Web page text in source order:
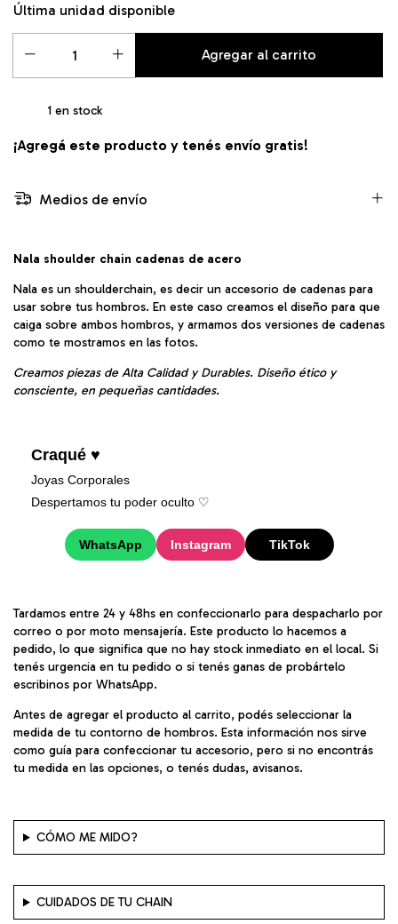
Última unidad disponible
1en stock
¡Agregá este producto y tenés envío gratis!
Medios de envío
Nala shoulder chain cadenas de acero
Nala es un shoulderchain, es decir un accesorio de cadenas para
usar sobre tus hombros. En este caso creamos el diseño para que
caiga sobre ambos hombros, y armamos dos versiones de cadenas
como te mostramos en las fotos.
Creamos piezas de Alta Calidad y Durables. Diseño ético y
consciente, en pequeñas cantidades.
Craqué ♥
Joyas Corporales
Despertamos tu poder oculto ♡︎
WhatsApp Instagram TikTok
Tardamos entre 24 y 48hs en confeccionarlo para despacharlo por
correo o por moto mensajería. Este producto lo hacemos a
pedido, lo que significa que no hay stock inmediato en el local. Si
tenés urgencia en tu pedido o si tenés ganas de probártelo
escribinos por WhatsApp.
Antes de agregar el producto al carrito, podés seleccionar la
medida de tu contorno de hombros. Esta información nos sirve
como guía para confeccionar tu accesorio, pero si no encontrás
tu medida en las opciones, o tenés dudas, avisanos.
CÓMO ME MIDO?
CUIDADOS DE TU CHAIN